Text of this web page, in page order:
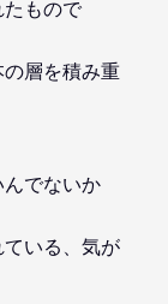
もので
層を積み重
でないか
いる、気が